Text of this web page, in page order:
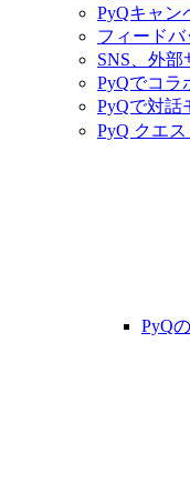
PyQキャン
フィード
SNS、外
PyQでコラ
PyQで対話
PyQ クエ
PyQ